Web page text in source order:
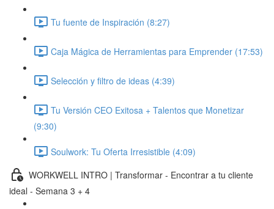
Tu fuente de Inspiración (8:27)
Caja Mágica de Herramientas para Emprender (17:53)
Selección y filtro de ideas (4:39)
Tu Versión CEO Exitosa + Talentos que Monetizar
(9:30)
Soulwork: Tu Oferta Irresistible (4:09)
WORKWELL INTRO | Transformar - Encontrar a tu cliente
ideal - Semana 3 + 4